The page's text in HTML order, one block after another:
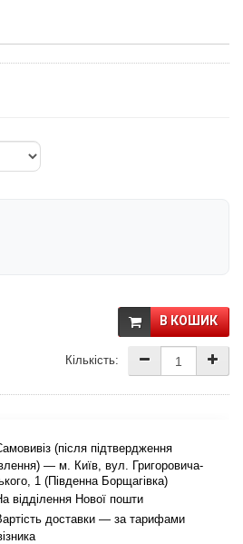
В КОШИК
Кількість:
(після підтвердження
— м. Київ, вул. Григоровича-
1 (Південна Борщагівка)
відділення Нової пошти
доставки — за тарифами